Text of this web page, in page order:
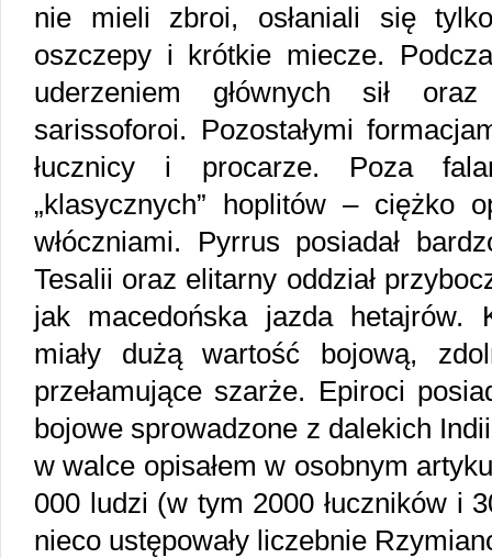
nie mieli zbroi, osłaniali się
oszczepy i krótkie miecze.
uderzeniem głównych sił
sarissoforoi. Pozostałymi
łucznicy i procarze. Poza
„klasycznych” hoplitów – ciężko
włóczniami. Pyrrus posiadał
Tesalii oraz elitarny oddział
jak macedońska jazda hetajrów.
miały dużą wartość bojową,
przełamujące szarże. Epiroci
bojowe sprowadzone z dalekich
w walce opisałem w osobnym
000 ludzi (w tym 2000 łuczników i
nieco ustępowały liczebnie